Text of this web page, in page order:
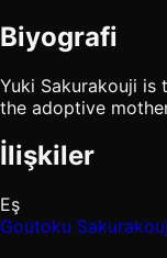
Biyografi
Yuki Sakurakouji is
the adoptive
İlişkiler
Eş
Goutoku